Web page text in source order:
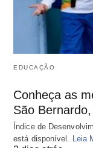
EDUCAÇÃO
Conheça as
São
Índice de
está disponível. Leia